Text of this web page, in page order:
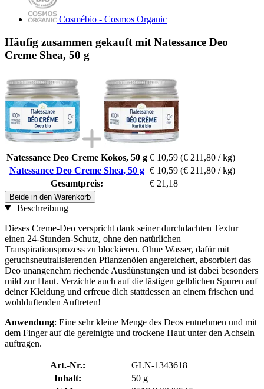
Cosmébio - Cosmos Organic
Häufig zusammen gekauft mit Natessance Deo
Creme Shea, 50 g
Natessance Deo Creme Kokos, 50 g € 10,59 (€ 211,80 / kg)
Natessance Deo Creme Shea, 50 g € 10,59 (€ 211,80 / kg)
Gesamtpreis:
€ 21,18
Beide in den Warenkorb
Beschreibung
Dieses Creme-Deo verspricht dank seiner durchdachten Textur
einen 24-Stunden-Schutz, ohne den natürlichen
Transpirationsprozess zu blockieren. Ohne Wasser, dafür mit
geruchsneutralisierenden Pflanzenölen angereichert, absorbiert das
Deo unangenehm riechende Ausdünstungen und ist dabei besonders
mild zur Haut. Verzichte auch auf die lästigen gelblichen Spuren auf
deiner Kleidung und erfreue dich stattdessen an einem frischen und
wohlduftenden Auftreten!
Anwendung: Eine sehr kleine Menge des Deos entnehmen und mit
dem Finger auf die gereinigte und trockene Haut unter den Achseln
auftragen.
Art.-Nr.:
GLN-1343618
Inhalt:
50 g